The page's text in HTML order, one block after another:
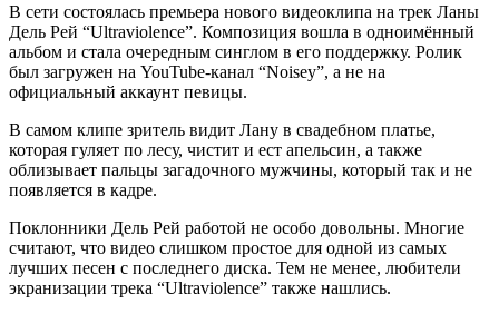
В сети состоялась премьера нового видеоклипа на трек Ланы
Дель Рей “Ultraviolence”. Композиция вошла в одноимённый
альбом и стала очередным синглом в его поддержку. Ролик
был загружен на YouTube-канал “Noisey”, а не на
официальный аккаунт певицы.
В самом клипе зритель видит Лану в свадебном платье,
которая гуляет по лесу, чистит и ест апельсин, а также
облизывает пальцы загадочного мужчины, который так и не
появляется в кадре.
Поклонники Дель Рей работой не особо довольны. Многие
считают, что видео слишком простое для одной из самых
лучших песен с последнего диска. Тем не менее, любители
экранизации трека “Ultraviolence” также нашлись.